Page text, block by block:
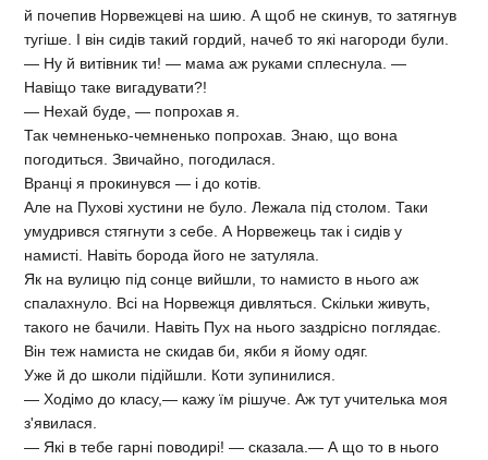
й почепив Норвежцеві на шию. А щоб не скинув, то затягнув
тугіше. І він сидів такий гордий, начеб то які нагороди були.
— Ну й витівник ти! — мама аж руками сплеснула. —
Навіщо таке вигадувати?!
— Нехай буде, — попрохав я.
Так чемненько-чемненько попрохав. Знаю, що вона
погодиться. Звичайно, погодилася.
Вранці я прокинувся — і до котів.
Але на Пухові хустини не було. Лежала під столом. Таки
умудрився стягнути з себе. А Норвежець так і сидів у
намисті. Навіть борода його не затуляла.
Як на вулицю під сонце вийшли, то намисто в нього аж
спалахнуло. Всі на Норвежця дивляться. Скільки живуть,
такого не бачили. Навіть Пух на нього заздрісно поглядає.
Він теж намиста не скидав би, якби я йому одяг.
Уже й до школи підійшли. Коти зупинилися.
— Ходімо до класу,— кажу їм рішуче. Аж тут учителька моя
з'явилася.
— Які в тебе гарні поводирі! — сказала.— А що то в нього